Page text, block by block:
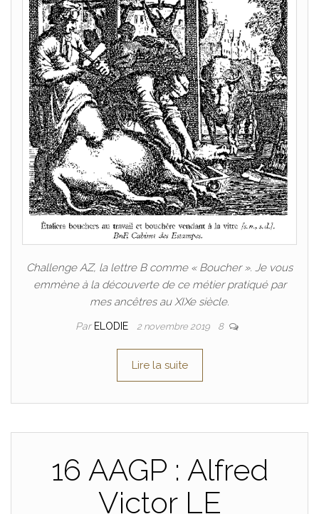
Challenge AZ, la lettre B comme « Boucher ». Je vous
emmène à la découverte de ce métier pratiqué par
mes ancêtres au XIXe siècle.
Par ELODIE 2 novembre 2019 8
Lire la suite
16 AAGP : Alfred
Victor LE